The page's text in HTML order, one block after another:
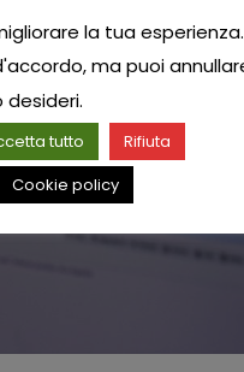
la tua esperienza.
ma puoi
desideri.
tutto
Rifiuta
Cookie policy